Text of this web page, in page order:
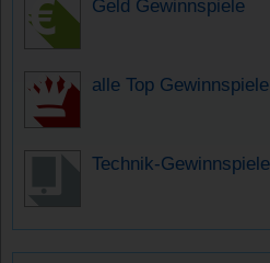
Geld Gewinnspiele
alle Top Gewinnspiele
Technik-Gewinnspiele